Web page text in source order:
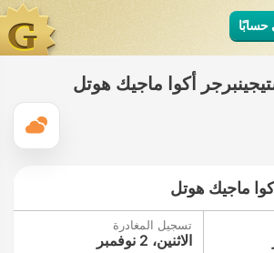
أكوا ماجيك هوتل
ماجيك هوتل
تسجيل المغادرة
الاثنين، 2 نوفمبر